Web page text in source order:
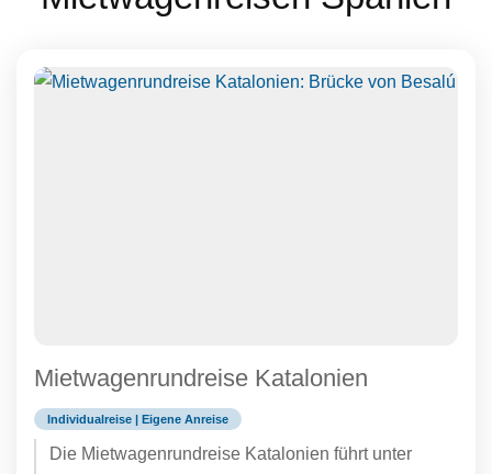
Mietwagenrundreise Katalonien
Individualreise | Eigene Anreise
Die Mietwagenrundreise Katalonien führt unter